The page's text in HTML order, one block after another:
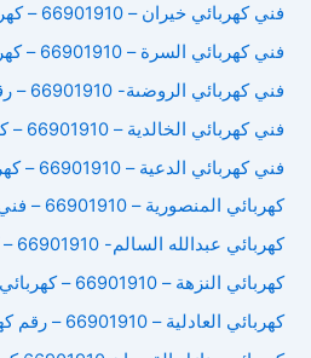
فني كهربائي خيران – 66901910 – كهربائي الشليهات – بنيدر
فني كهربائي السرة – 66901910 – كهربجي – رقم معلم
فني كهربائي الروضىة- 66901910 – رقم كهربائي منازل
فني كهربائي الخالدية – 66901910 – كهربائي منازل
فني كهربائي الدعية – 66901910 – كهربائي الكويت
كهربائي المنصورية – 66901910 – فني كهربائي
كهربائي عبدالله السالم- 66901910 – كهربائي الكويت
كهربائي النزهة – 66901910 – كهربائي منازل
كهربائي العادلية – 66901910 – رقم كهربائي